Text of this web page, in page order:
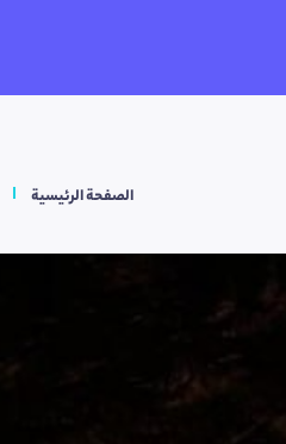
الصفحة الرئيسية